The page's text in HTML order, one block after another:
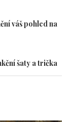
váš pohled na
šaty a trička